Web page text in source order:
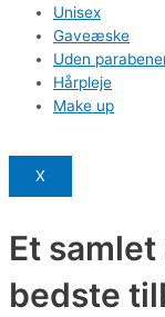
Unisex
Gaveæske
Uden
Hårpleje
Make up
X
Et
bedste